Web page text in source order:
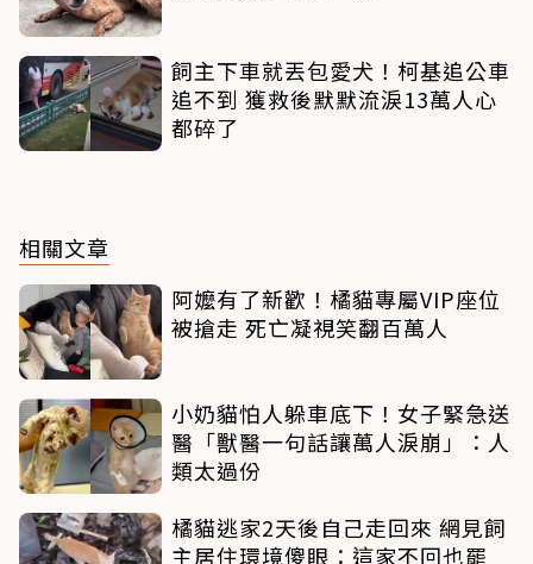
飼主下車就丟包愛犬！柯基追公車
追不到 獲救後默默流淚13萬人心
都碎了
相關文章
阿嬤有了新歡！橘貓專屬VIP座位
被搶走 死亡凝視笑翻百萬人
小奶貓怕人躲車底下！女子緊急送
醫「獸醫一句話讓萬人淚崩」：人
類太過份
橘貓逃家2天後自己走回來 網見飼
主居住環境傻眼：這家不回也罷